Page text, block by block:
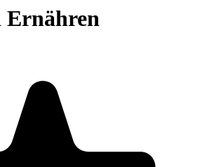
Ernähren